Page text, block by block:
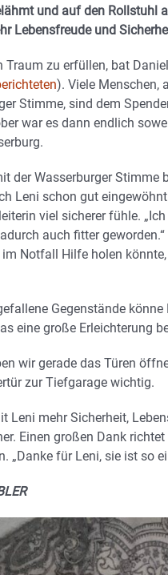
und auf den Rollstuhl
Lebensfreude und
Traum zu erfüllen, bat
). Viele Menschen,
Stimme, sind dem
war es dann endlich
der Wasserburger Stimme
Leni schon gut
viel sicherer fühle.
auch fitter
im Notfall Hilfe holen
Gegenstände
eine große Erleichterung
wir gerade das Türen
zur Tiefgarage wichtig.
Leni mehr Sicherheit,
Einen großen Dank
„Danke für Leni, sie ist so